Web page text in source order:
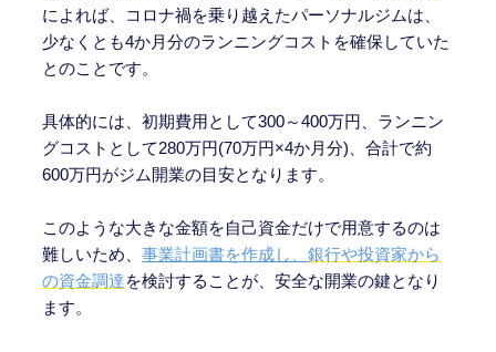
によれば、コロナ禍を乗り越えたパーソナルジムは、
少なくとも4か月分のランニングコストを確保していた
とのことです。
具体的には、初期費用として300～400万円、ランニン
グコストとして280万円(70万円×4か月分)、合計で約
600万円がジム開業の目安となります。
このような大きな金額を自己資金だけで用意するのは
難しいため、事業計画書を作成し、銀行や投資家から
の資金調達を検討することが、安全な開業の鍵となり
ます。